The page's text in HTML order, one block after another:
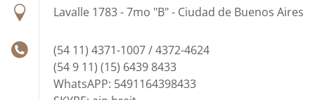
Lavalle 1783 - 7mo "B" - Ciudad de Buenos Aires
(54 11) 4371-1007 / 4372-4624
(54 9 11) (15) 6439 8433
WhatsAPP: 5491164398433